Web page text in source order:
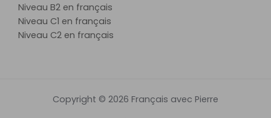
Niveau B2 en français
Niveau C1 en français
Niveau C2 en français
Copyright © 2026 Français avec Pierre